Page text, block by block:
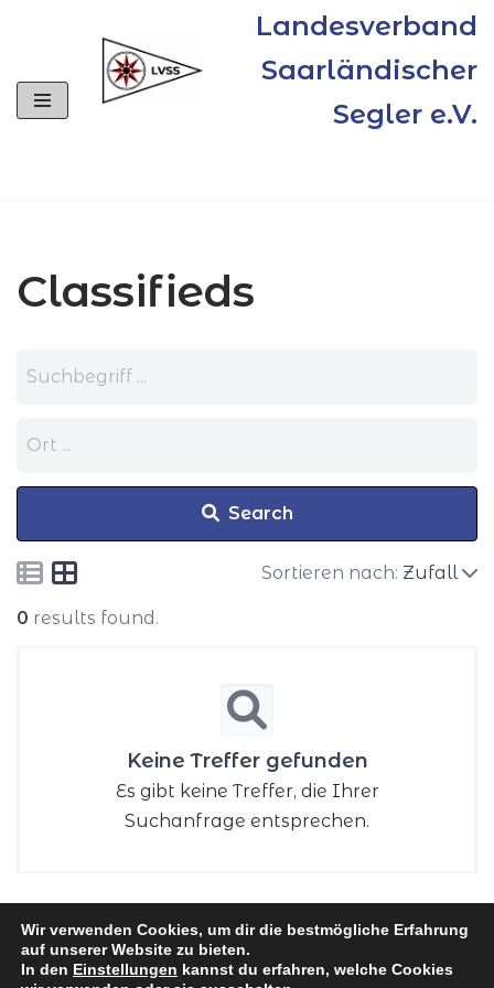
Inhalt
springen
Landesverband
Saarländischer
Segler e.V.
Classifieds
Search
Sortieren nach: Zufall
0 results found.
Keine Treffer gefunden
Es gibt keine Treffer, die Ihrer
Suchanfrage entsprechen.
Neve| Präsentiert vonWordPress
Wir verwenden Cookies, um dir die bestmögliche Erfahrung
auf unserer Website zu bieten.
In den Einstellungen kannst du erfahren, welche Cookies